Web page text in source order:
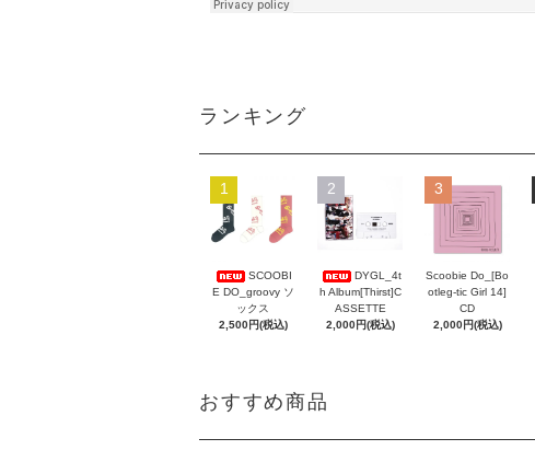
ランキング
1
SCOOBI
E DO_groovy ソ
ックス
2,500円(税込)
2
DYGL_4t
h Album[Thirst]C
ASSETTE
2,000円(税込)
3
Scoobie Do_[Bo
otleg-tic Girl 14]
CD
2,000円(税込)
おすすめ商品